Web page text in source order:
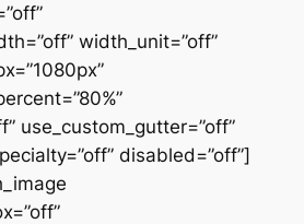
width_unit=”off”
use_custom_gutter=”off”
disabled=”off”]